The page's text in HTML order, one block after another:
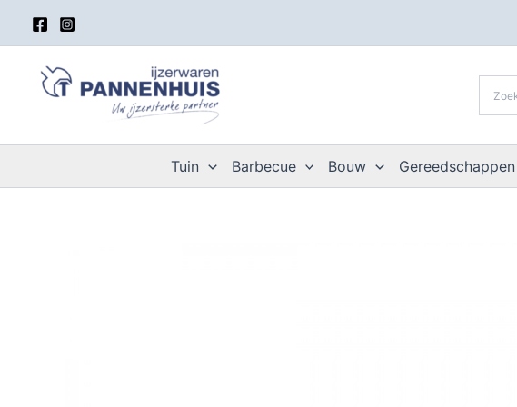
inhoud
Tuin Barbecue Bouw Gereedschappen